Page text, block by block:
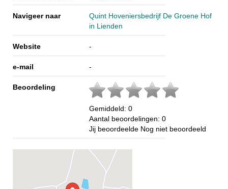
Navigeer naar
Quint Hoveniersbedrijf De Groene Hof
in Lienden
Website -
e-mail -
Beoordeling
Gemiddeld: 0
Aantal beoordelingen: 0
Jij beoordeelde Nog niet beoordeeld